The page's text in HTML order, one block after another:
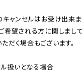
ャンセルはお受け出来ま
希望される方に関しまして
だく場合もございます。
扱いとなる場合